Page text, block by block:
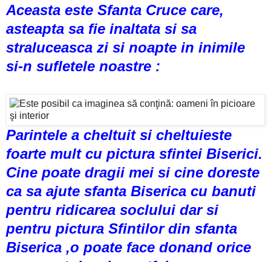
Aceasta este Sfanta Cruce care,
asteapta sa fie inaltata si sa
straluceasca zi si noapte in inimile
si-n sufletele noastre :
Parintele a cheltuit si cheltuieste
foarte mult cu pictura sfintei Biserici.
Cine poate dragii mei si cine doreste
ca sa ajute sfanta Biserica cu banuti
pentru ridicarea soclului dar si
pentru pictura Sfintilor din sfanta
Biserica ,o poate face donand orice